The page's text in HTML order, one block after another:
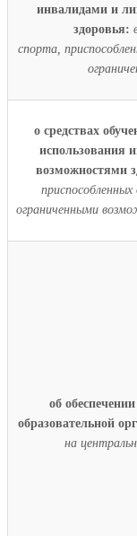
инвалидами и
здоровья:
спорта,
о средствах
использования
возможностями
ограниченными
об
образовательной
на